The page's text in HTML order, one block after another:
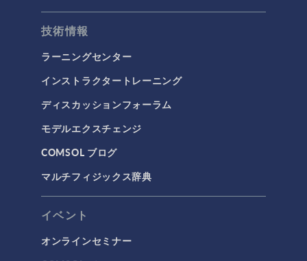
技術情報
ラーニングセンター
インストラクタートレーニング
ディスカッションフォーラム
モデルエクスチェンジ
COMSOL ブログ
マルチフィジックス辞典
イベント
オンラインセミナー